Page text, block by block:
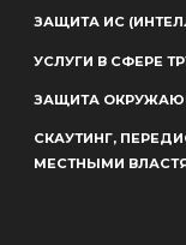
ЗАЩИТА ИС
УСЛУГИ В СФЕРЕ
ЗАЩИТА
СКАУТИНГ,
МЕСТНЫМИ